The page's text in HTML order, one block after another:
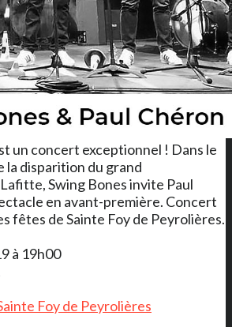
un concert exceptionnel ! Dans le
la disparition du grand
Swing Bones invite Paul
en avant-première. Concert
fêtes de Sainte Foy de Peyrolières.
à 19h00
Foy de Peyrolières